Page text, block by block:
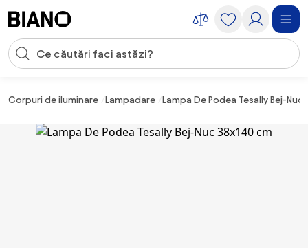
Introducerea căutării
Corpuri de iluminare Lampadare Lampa De Podea Tesally Bej-Nuc